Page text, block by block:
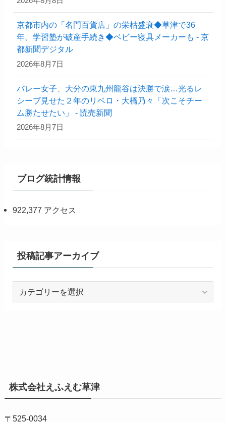
京都市内の「名門百貨店」の栄枯盛衰◆草津で36
年、学習塾が破産手続き◆ベビー寝具メーカーも - 京
都新聞デジタル
2026年8月7日
バレー女子、大分の東九州龍谷は決勝で涙…光るレ
シーブ見せた２年のリベロ・大橋乃々「次こそチー
ム勝たせたい」 - 読売新聞
2026年8月7日
ブログ統計情報
922,377 アクセス
投稿記事アーカイブ
ブ
株式会社えふえむ草津
〒525-0034